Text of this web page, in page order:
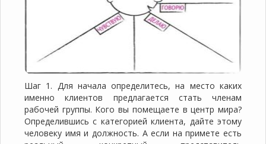
Шаг 1. Для начала определитесь, на место каких
именно клиентов предлагается стать членам
рабочей группы. Кого вы помещаете в центр мира?
Определившись с категорией клиента, дайте этому
человеку имя и должность. А если на примете есть